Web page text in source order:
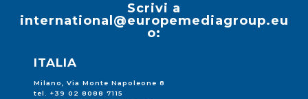
Scrivi a
international@europemediagroup.eu
o:
ITALIA
Milano, Via Monte Napoleone 8
tel. +39 02 8088 7115